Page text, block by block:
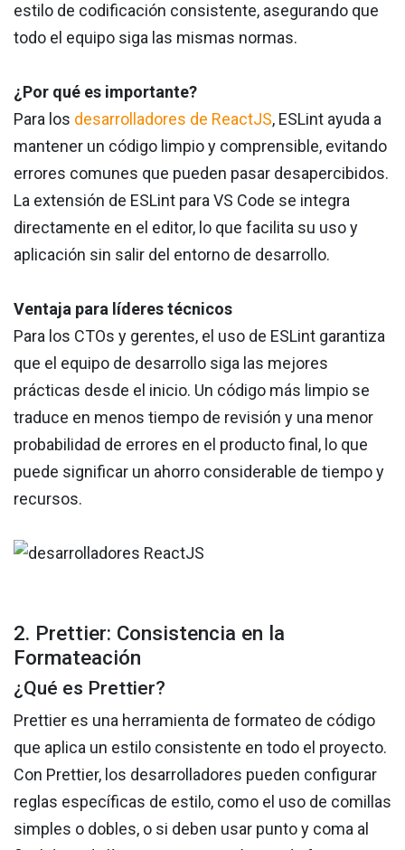
estilo de codificación consistente, asegurando que
todo el equipo siga las mismas normas.
¿Por qué es importante?
Para los desarrolladores de ReactJS, ESLint ayuda a
mantener un código limpio y comprensible, evitando
errores comunes que pueden pasar desapercibidos.
La extensión de ESLint para VS Code se integra
directamente en el editor, lo que facilita su uso y
aplicación sin salir del entorno de desarrollo.
Ventaja para líderes técnicos
Para los CTOs y gerentes, el uso de ESLint garantiza
que el equipo de desarrollo siga las mejores
prácticas desde el inicio. Un código más limpio se
traduce en menos tiempo de revisión y una menor
probabilidad de errores en el producto final, lo que
puede significar un ahorro considerable de tiempo y
recursos.
2. Prettier: Consistencia en la
Formateación
¿Qué es Prettier?
Prettier es una herramienta de formateo de código
que aplica un estilo consistente en todo el proyecto.
Con Prettier, los desarrolladores pueden configurar
reglas específicas de estilo, como el uso de comillas
simples o dobles, o si deben usar punto y coma al